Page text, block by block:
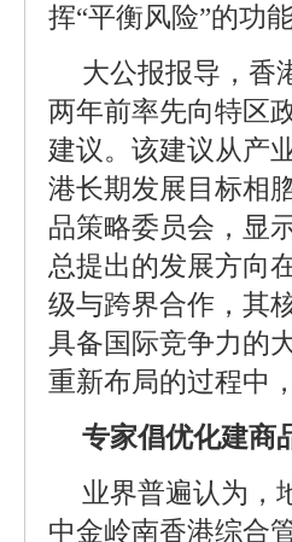
挥“平衡风险”的功
大公报报导，香
两年前率先向特区
建议。该建议从产
港长期发展目标相
品策略委员会，显
总提出的发展方向
级与跨界合作，其
具备国际竞争力的
重新布局的过程中
专家倡优化建商
业界普遍认为，
中金岭南香港综合